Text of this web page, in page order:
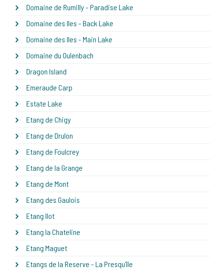
Domaine de Rumilly - Paradise Lake
Domaine des Iles - Back Lake
Domaine des Iles - Main Lake
Domaine du Oulenbach
Dragon Island
Emeraude Carp
Estate Lake
Etang de Chigy
Etang de Drulon
Etang de Foulcrey
Etang de la Grange
Etang de Mont
Etang des Gaulois
Etang Ilot
Etang la Chateline
Etang Maguet
Etangs de la Reserve - La Presqu'île